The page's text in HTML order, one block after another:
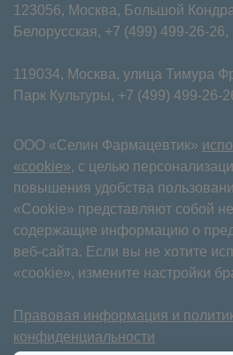
123056, Москва, Большой
Белорусская, +7 (499) 499-26-26,
119034, Москва, улица Тимура
Парк Культуры, +7 (499) 499-26-
ООО «Селин Фармацевтик»
«cookie», с целью
повышения удобства
«Cookie» представляют собой
содержащие информацию о
веб-сайта. Если вы не хотите
«cookie», измените настройки
Правовая информация и
конфиденциальности